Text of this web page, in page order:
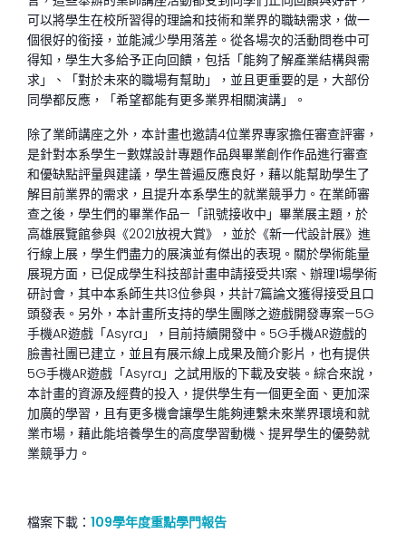
可以將學生在校所習得的理論和技術和業界的職缺需求，做一
個很好的銜接，並能減少學用落差。從各場次的活動問卷中可
得知，學生大多給予正向回饋，包括「能夠了解產業結構與需
求」、「對於未來的職場有幫助」，並且更重要的是，大部份
同學都反應，「希望都能有更多業界相關演講」。
除了業師講座之外，本計畫也邀請4位業界專家擔任審查評審，
是針對本系學生—數媒設計專題作品與畢業創作作品進行審查
和優缺點評量與建議，學生普遍反應良好，藉以能幫助學生了
解目前業界的需求，且提升本系學生的就業競爭力。在業師審
查之後，學生們的畢業作品—「訊號接收中」畢業展主題，於
高雄展覽館參與《2021放視大賞》，並於《新一代設計展》進
行線上展，學生們盡力的展演並有傑出的表現。關於學術能量
展現方面，已促成學生科技部計畫申請接受共1案、辦理1場學術
研討會，其中本系師生共13位參與，共計7篇論文獲得接受且口
頭發表。另外，本計畫所支持的學生團隊之遊戲開發專案—5G
手機AR遊戲「Asyra」，目前持續開發中。5G手機AR遊戲的
臉書社團已建立，並且有展示線上成果及簡介影片，也有提供
5G手機AR遊戲「Asyra」之試用版的下載及安裝。綜合來說，
本計畫的資源及經費的投入，提供學生有一個更全面、更加深
加廣的學習，且有更多機會讓學生能夠連繫未來業界環境和就
業市場，藉此能培養學生的高度學習動機、提昇學生的優勢就
業競爭力。
檔案下載： 109學年度重點學門報告